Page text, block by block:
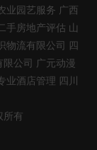
业园艺服务 广西
手房地产评估 山
物流有限公司 四
公司 广元动漫
业酒店管理 四川
有